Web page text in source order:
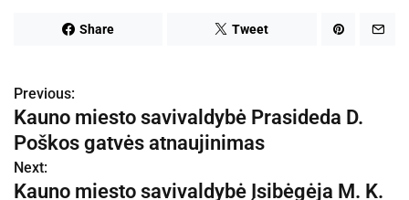
Share Tweet
N
a
v
Previous:
Kauno miesto savivaldybė Prasideda D.
Poškos gatvės atnaujinimas
Next:
Kauno miesto savivaldybė Įsibėgėja M. K.